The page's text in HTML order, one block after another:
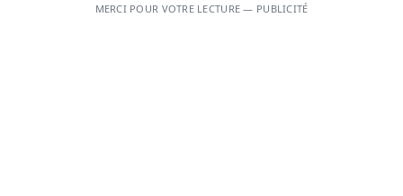
MERCI POUR VOTRE LECTURE — PUBLICITÉ